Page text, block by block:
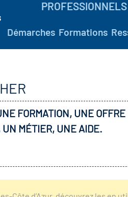
PROFESSIONNELS
Démarches Formations
FORMATION, UNE OFFRE
MÉTIER, UNE AIDE.